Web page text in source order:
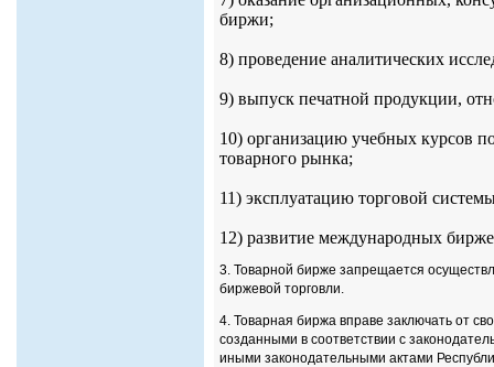
биржи;
8) проведение аналитических
9) выпуск печатной продукции,
10) организацию учебных курсов
товарного рынка;
11) эксплуатацию торговой
12) развитие международных
3. Товарной бирже запрещается
биржевой торговли.
4. Товарная биржа вправе заключать от
созданными в соответствии с
иными законодательными актами